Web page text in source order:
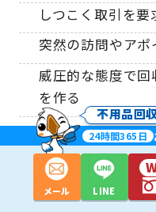
しつこく取引を
突然の訪問やア
威圧的な態度で
を作る
優良な不用品回収業
て強引な勧誘や回収
不用品回
24時間365 日
メール LINE